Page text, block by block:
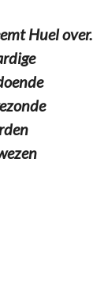
Huel over.